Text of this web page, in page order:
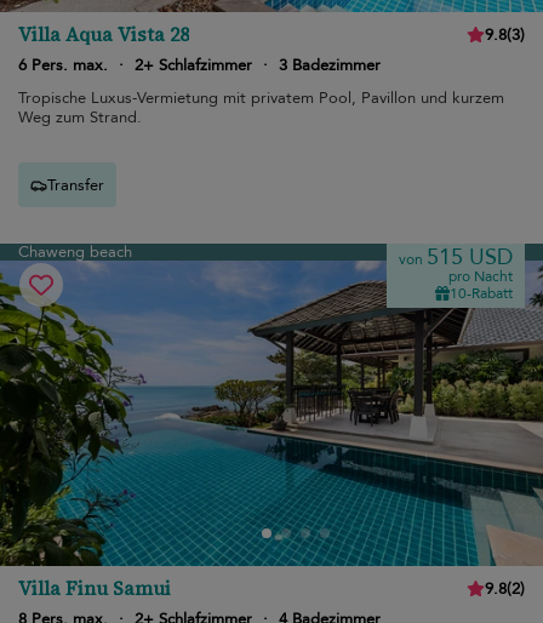
Villa Aqua Vista 28 9.8(3)
6 Pers. max.
· 2+ Schlafzimmer · 3 Badezimmer
Tropische Luxus-Vermietung mit privatem Pool, Pavillon und kurzem
Weg zum Strand.
Transfer
Chaweng beach von 515 USD
pro Nacht
10-Rabatt
Villa Finu Samui 9.8(2)